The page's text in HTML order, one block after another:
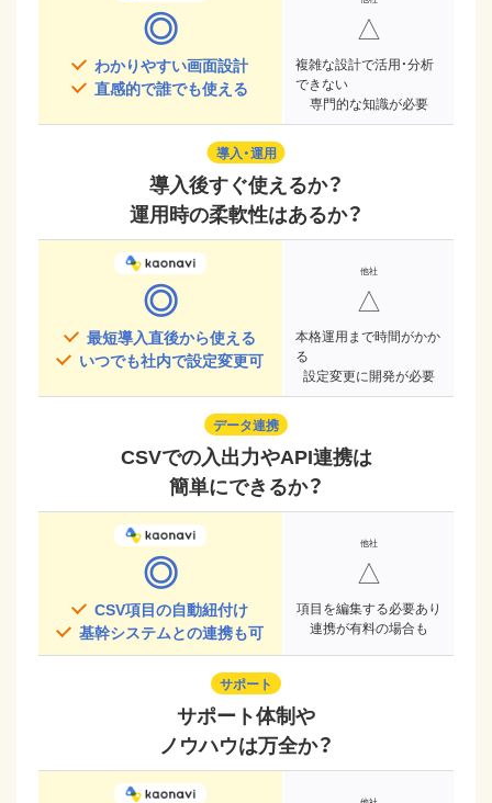
◎
わかりやすい画面設計
直感的で誰でも使える
△
複雑な設計で活用・分析
できない
専門的な知識が必要
導入・運用
導入後すぐ使えるか？
運用時の柔軟性はあるか？
◎
最短導入直後から使える
いつでも社内で設定変更可
△
本格運用まで時間がかか
る
設定変更に開発が必要
データ連携
CSVでの入出力やAPI連携は
簡単にできるか？
◎
CSV項目の自動紐付け
基幹システムとの連携も可
△
項目を編集する必要あり
連携が有料の場合も
サポート
サポート体制や
ノウハウは万全か？